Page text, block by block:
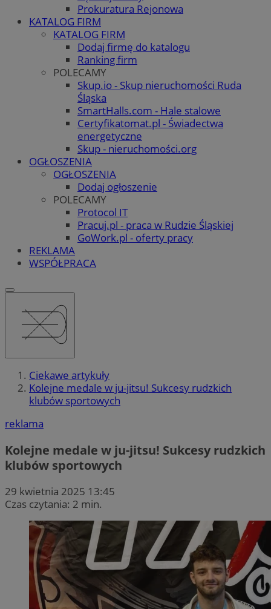
Prokuratura Rejonowa
KATALOG FIRM
KATALOG FIRM
Dodaj firmę do katalogu
Ranking firm
POLECAMY
Skup.io - Skup nieruchomości Ruda
Śląska
SmartHalls.com - Hale stalowe
Certyfikatomat.pl - Świadectwa
energetyczne
Skup - nieruchomości.org
OGŁOSZENIA
OGŁOSZENIA
Dodaj ogłoszenie
POLECAMY
Protocol IT
Pracuj.pl - praca w Rudzie Śląskiej
GoWork.pl - oferty pracy
REKLAMA
WSPÓŁPRACA
Ciekawe artykuły
Kolejne medale w ju-jitsu! Sukcesy rudzkich
klubów sportowych
reklama
Kolejne medale w ju-jitsu! Sukcesy rudzkich
klubów sportowych
29 kwietnia 2025 13:45
Czas czytania: 2 min.